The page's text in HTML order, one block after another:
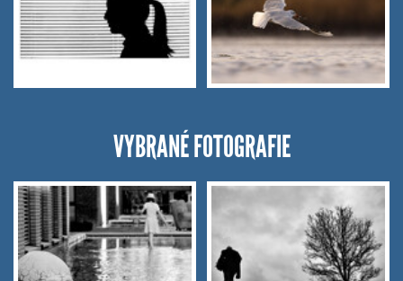
VYBRANÉ FOTOGRAFIE